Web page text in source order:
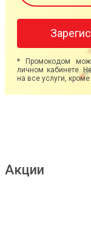
* Промокодом
личном кабинете.
на все услуги,
Акции